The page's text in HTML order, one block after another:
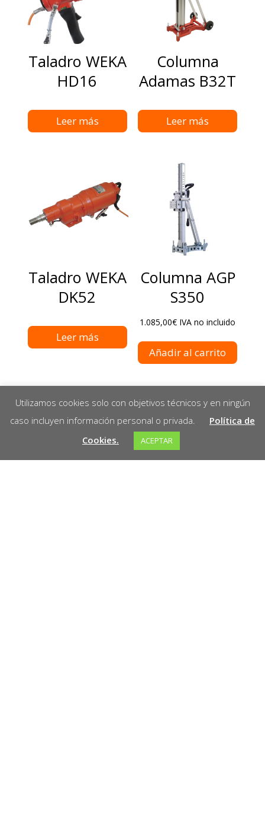
Taladro WEKA
HD16
Leer más
Columna
Adamas B32T
Leer más
Taladro WEKA
DK52
Leer más
Columna AGP
S350
1.085,00€ IVA no incluido
Añadir al carrito
Utilizamos cookies solo con objetivos técnicos y en ningún
caso incluyen información personal o privada.
Política de
Cookies.
ACEPTAR